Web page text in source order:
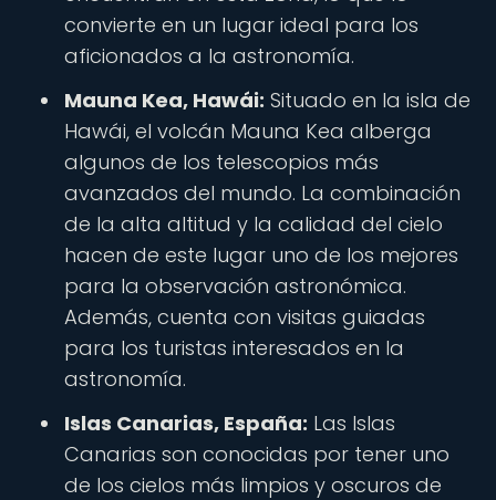
convierte en un lugar ideal para los
aficionados a la astronomía.
Mauna Kea, Hawái: Situado en la isla de
Hawái, el volcán Mauna Kea alberga
algunos de los telescopios más
avanzados del mundo. La combinación
de la alta altitud y la calidad del cielo
hacen de este lugar uno de los mejores
para la observación astronómica.
Además, cuenta con visitas guiadas
para los turistas interesados en la
astronomía.
Islas Canarias, España: Las Islas
Canarias son conocidas por tener uno
de los cielos más limpios y oscuros de